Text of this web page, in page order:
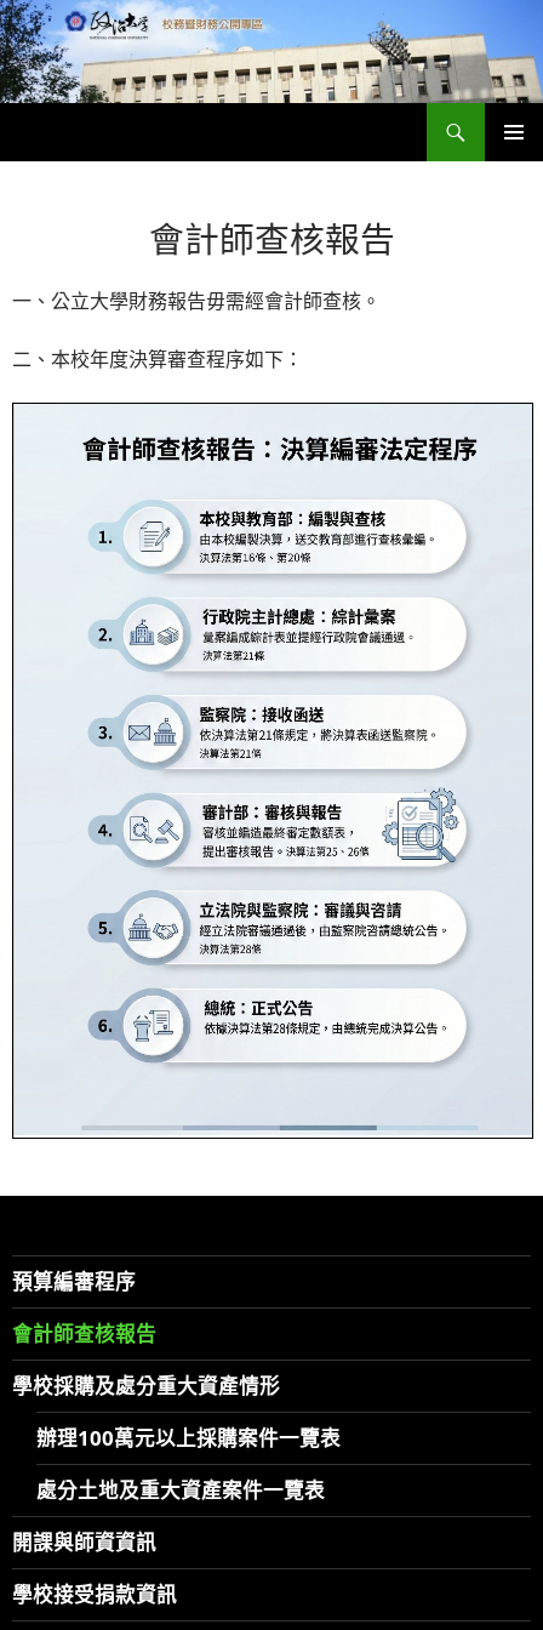
跳
至
主
要
容
會計師查核報告
一、公立大學財務報告毋需經會計師查核。
二、本校年度決算審查程序如下：
預算編審程序
會計師查核報告
學校採購及處分重大資產情形
辦理100萬元以上採購案件一覽表
處分土地及重大資產案件一覽表
開課與師資資訊
學校接受捐款資訊